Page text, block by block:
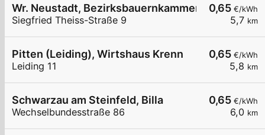
0,65 €/kWh
5,7 km
Wr. Neustadt, Bezirksbauernkammer
Siegfried Theiss-Straße 9
0,65 €/kWh
5,8 km
Pitten (Leiding), Wirtshaus Krenn
Leiding 11
0,65 €/kWh
6,0 km
Schwarzau am Steinfeld, Billa
Wechselbundesstraße 86